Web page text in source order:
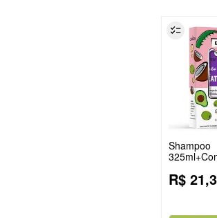
Shampoo
De
R$ 21,